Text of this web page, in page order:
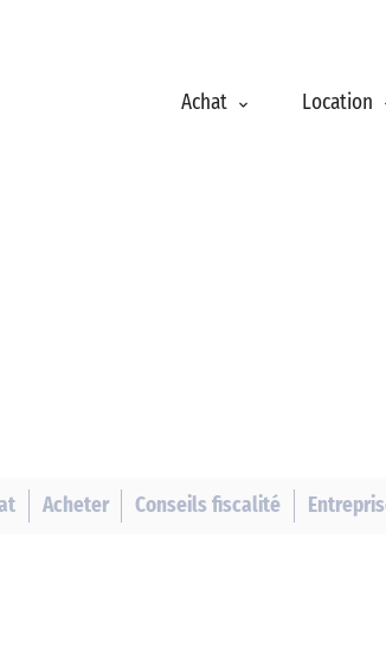
Achat Location
Acheter Conseils fiscalité